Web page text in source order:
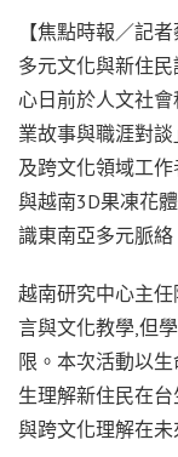
【焦點時報／記
多元文化與新住
心日前於人文社
業故事與職涯對
及跨文化領域工
與越南3D果凍花
識東南亞多元脈絡
越南研究中心主
言與文化教學,但
限。本次活動以
生理解新住民在
與跨文化理解在未